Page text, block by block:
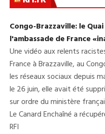
Congo-Brazzaville: le
l'ambassade de France
Une vidéo aux relents
France à Brazzaville, au
les réseaux sociaux depuis
le 26 juin, elle avait été
sur ordre du ministère
Le Canard Enchaîné a
RFI